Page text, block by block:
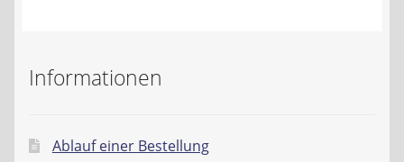
Datenschutzerklärung
Informationen
Ablauf einer Bestellung